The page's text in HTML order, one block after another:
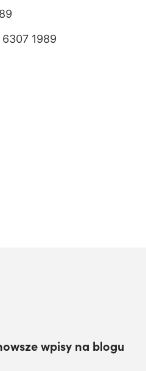
1989
wpisy na blogu